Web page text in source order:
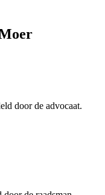
door de advocaat.